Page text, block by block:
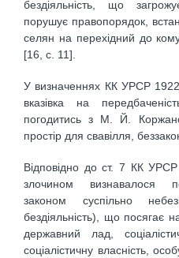
бездіяльність, що
порушує правопорядок,
селян на перехідний до
[16, с. 11].
У визначеннях КК УРСР 1922
вказівка на
погодитись з М. Й.
простір для свавілля,
Відповідно до ст. 7 КК
злочином визнавалося
законом суспільно
бездіяльність), що посягає
державний лад,
соціалістичну власність,